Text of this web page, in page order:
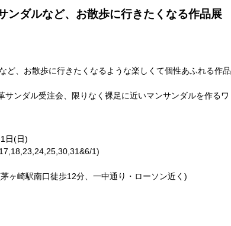
ンダルなど、お散歩に行きたくなる作品展
ど、お散歩に行きたくなるような楽しくて個性あふれる作品
サンダル受注会、限りなく裸足に近いマンサンダルを作るワ
日(日)
1)
ヶ崎駅南口徒歩12分、一中通り・ローソン近く)